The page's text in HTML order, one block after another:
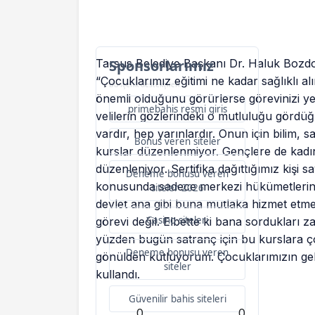
Sponsorlarımız
Bu içerik destekçileri
primebahis resmi giris
Bonus veren siteler
Deneme bonusu veren
siteler 2026
Casino siteleri
Deneme bonusu veren
siteler
Güvenilir bahis siteleri
Tarsus Belediye Başkanı Dr. Haluk
“Çocuklarımız eğitimi ne kadar sağlıklı
önemli olduğunu görürlerse görevinizi
velilerin gözlerindeki o mutluluğu
vardır, hep yarınlardır. Onun için bilim,
kurslar düzenlenmiyor. Gençlere de
düzenleniyor. Sertifika dağıttığımız kişi
konusunda sadece merkezi
devlet ana gibi buna mutlaka hizmet
görevi değil. Elbette ki bana sordukları
yüzden bugün satranç için bu kurslara
gönülden kutluyorum. Çocuklarımızın
kullandı.